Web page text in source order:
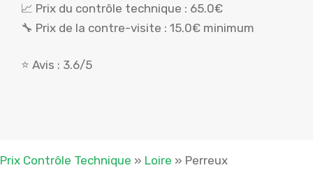
📈 Prix du contrôle technique : 65.0€
🔧 Prix de la contre-visite : 15.0€ minimum
⭐ Avis : 3.6/5
Prix Contrôle Technique » Loire » Perreux